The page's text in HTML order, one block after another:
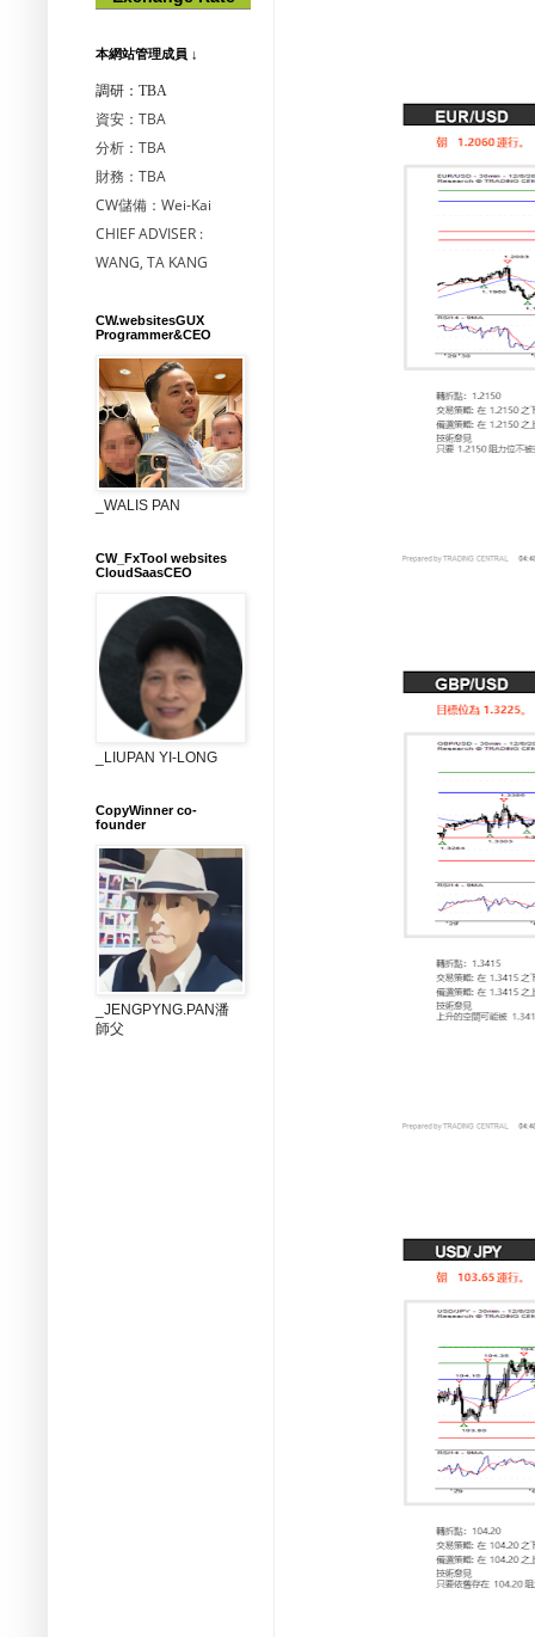
本網站管理成員 ↓
調研：TBA
資安：TBA
分析：TBA
財務：TBA
CW儲備：Wei-Kai
CHIEF ADVISER :
WANG, TA KANG
CW.websitesGUX
Programmer&CEO
_WALIS PAN
CW_FxTool websites
CloudSaasCEO
_LIUPAN YI-LONG
CopyWinner co-
founder
_JENGPYNG.PAN潘
師父